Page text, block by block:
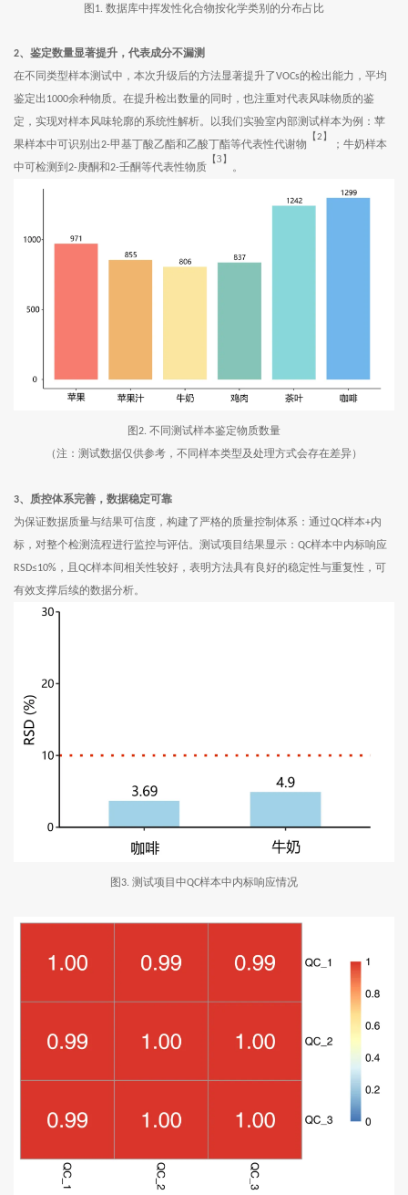
图1. 数据库中挥发性化合物按化学类别的分布占比
2、鉴定数量显著提升，代表成分不漏测
在不同类型样本测试中，本次升级后的方法显著提升了VOCs的检出能力，平均
鉴定出 1000余种物质。在提升检出数量的同时，也注重对代表风味物质的鉴
定，实现对样本风味轮廓的系统性解析。以我们实验室内部测试样本为例：苹
果样本中可识别出2-甲基丁酸乙酯和乙酸丁酯等代表性代谢物
【2】
；牛奶样本
中可检测到2-庚酮和2-壬酮等代表性物质
【3】
。
图2. 不同测试样本鉴定物质数量
（注：测试数据仅供参考，不同样本类型及处理方式会存在差异）
3、质控体系完善，数据稳定可靠
为保证数据质量与结果可信度，构建了严格的质量控制体系：通过QC样本+内
标，对整个检测流程进行监控与评估。测试项目结果显示： QC样本中内标响应
RSD≤10% ，且 QC样本间相关性较好，表明方法具有良好的稳定性与重复性，可
有效支撑后续的数据分析。
图3. 测试项目中QC样本中内标响应情况